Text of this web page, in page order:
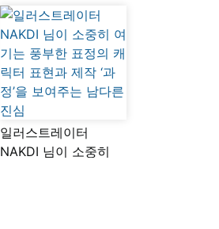
일러스트레이터
NAKDI 님이 소중히